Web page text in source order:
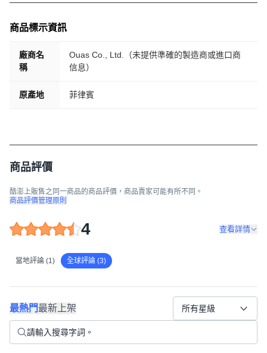
商品標示資訊
廠商名
稱
Ouas Co., Ltd.（未提供準確的製造商或進口商
信息）
原產地 菲律賓
商品評價
酷澎上販售之同一商品的商品評價，商品賣家可能有所不同。
商品評價管理原則
4 查看詳情
當地評論 (1) 全球評論 (3)
最熱門最新上架 所有星級